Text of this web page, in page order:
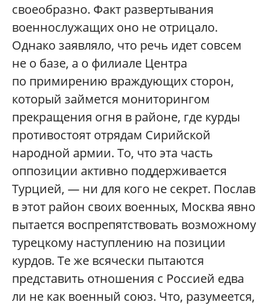
своеобразно. Факт развертывания
военнослужащих оно не отрицало.
Однако заявляло, что речь идет совсем
не о базе, а о филиале Центра
по примирению враждующих сторон,
который займется мониторингом
прекращения огня в районе, где курды
противостоят отрядам Сирийской
народной армии. То, что эта часть
оппозиции активно поддерживается
Турцией, — ни для кого не секрет. Послав
в этот район своих военных, Москва явно
пытается воспрепятствовать возможному
турецкому наступлению на позиции
курдов. Те же всячески пытаются
представить отношения с Россией едва
ли не как военный союз. Что, разумеется,